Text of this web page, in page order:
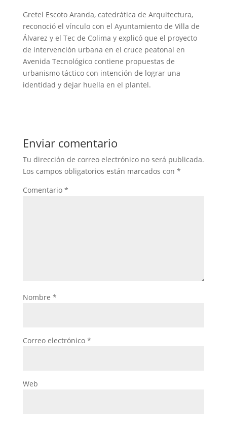
‎Gretel Escoto Aranda, catedrática de Arquitectura,
reconoció el vínculo con el Ayuntamiento de Villa de
Álvarez y el Tec de Colima y explicó que el proyecto
de intervención urbana en el cruce peatonal en
Avenida Tecnológico contiene propuestas de
urbanismo táctico con intención de lograr una
identidad y dejar huella en el plantel.
Enviar comentario
Tu dirección de correo electrónico no será publicada.
Los campos obligatorios están marcados con *
Comentario *
Nombre *
Correo electrónico *
Web